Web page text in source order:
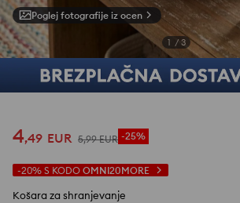
Poglej fotografije iz ocen
1 / 3
4,49 EUR 5,99 EUR -25%
-20% S KODO OMNI20MORE
Košara za shranjevanje